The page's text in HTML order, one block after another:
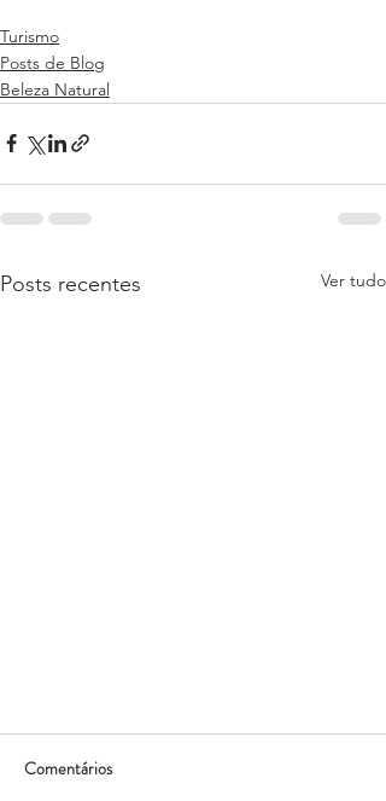
Turismo
Posts de Blog
Beleza Natural
Posts recentes Ver tudo
Comentários